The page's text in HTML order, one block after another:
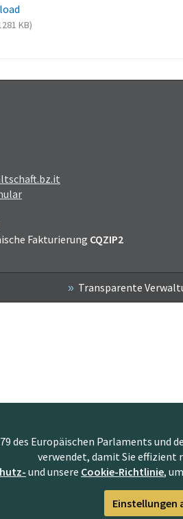
KB)
Fakturierung CQZIP2
Transparente
des Europäischen Parlaments
verwendet, damit Sie effizient
und unsere Cookie-Richtlinie,
Einstellungen